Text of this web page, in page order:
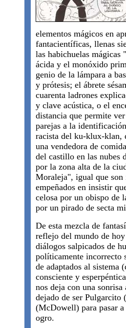
elementos mágicos en
fantacientíficas, llenas
las habichuelas
ácida y el monóxido
genio de la lámpara a
y prótesis; el ábrete
cuarenta ladrones
y clave acústica, o el
distancia que permite
parejas a la
racista del ku-klux-klan,
una vendedora de
del castillo en las nubes
por la zona alta de la
Moraleja", igual que
empeñados en insistir
celosa por un obispo de
por un pirado de secta
De esta mezcla de
reflejo del mundo de
diálogos salpicados de
políticamente incorrecto
de adaptados al sistema
consciente y
nos deja con una
dejado de ser
(McDowell) para pasar
ogro.